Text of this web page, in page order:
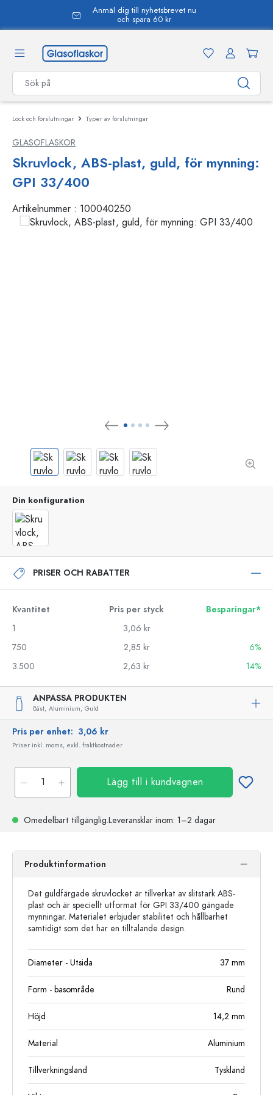
Anmäl dig till nyhetsbrevet nu
och spara 60 kr
Lock och förslutningar Typer av förslutningar
GLASOFLASKOR
Skruvlock, ABS-plast, guld, för mynning:
GPI 33/400
Artikelnummer : 100040250
Din konfiguration
PRISER OCH RABATTER
Kvantitet Pris per styck
Besparingar*
1
3,06 kr
750
2,85 kr
6%
3.500
2,63 kr 14%
ANPASSA PRODUKTEN
Bäst, Aluminium, Guld
Pris per enhet: 3,06 kr
Priser inkl. moms, exkl. fraktkostnader
Lägg till i kundvagnen
Omedelbart tillgänglig.Leveransklar inom: 1–2 dagar
Produktinformation
Det guldfärgade skruvlocket är tillverkat av slitstark ABS-
plast och är speciellt utformat för GPI 33/400 gängade
mynningar. Materialet erbjuder stabilitet och hållbarhet
samtidigt som det har en tilltalande design.
Diameter - Utsida 37 mm
Form - basområde Rund
Höjd 14,2 mm
Material Aluminium
Tillverkningsland Tyskland